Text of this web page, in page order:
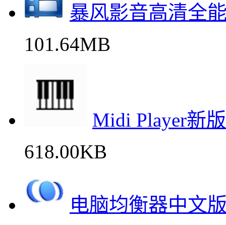
暴风影音高清全
101.64MB
Midi Player新
618.00KB
电脑均衡器中文